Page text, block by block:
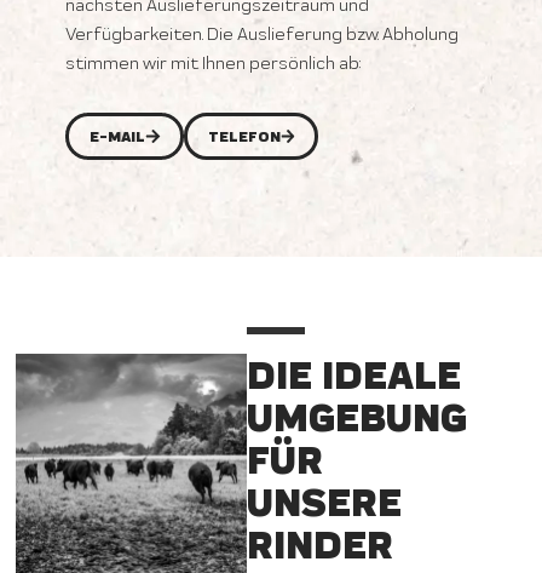
nächsten Auslieferungszeitraum und
Verfügbarkeiten. Die Auslieferung bzw. Abholung
stimmen wir mit Ihnen persönlich ab:
E-MAIL TELEFON
DIE IDEALE
UMGEBUNG
FÜR
UNSERE
RINDER